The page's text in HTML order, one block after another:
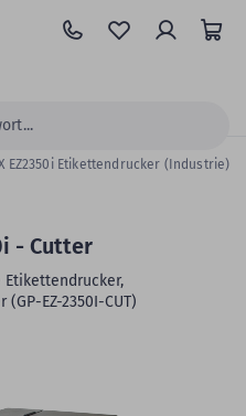
EZ2350i Etikettendrucker (Industrie)
- Cutter
Etikettendrucker,
EZ-2350I-CUT)